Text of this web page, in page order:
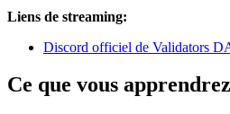
Liens de streaming:
Discord officiel de Validators
Ce que vous apprendrez